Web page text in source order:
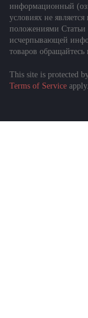
информационный
условиях не
положениями Статьи
исчерпывающей
товаров
This site is protected
Terms of Service apply.